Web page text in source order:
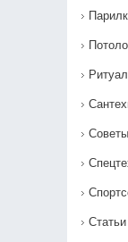
Советы
Статьи